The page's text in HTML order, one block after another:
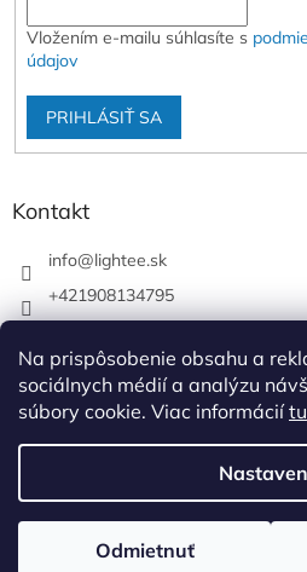
Na prispôsobenie obsahu a
sociálnych médií a analýzu
súbory cookie. Viac informáciítu
Odmietnuť
Vložením e-mailu súhlasíte s
údajov
PRIHLÁSIŤ SA
Kontakt
info@lightee.sk
+421908134795
lightee.sk
Copyright 2026Lightee. Všetky